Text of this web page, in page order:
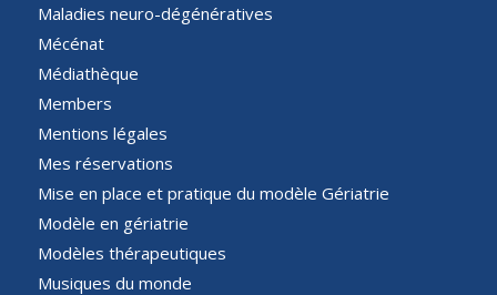
Maladies neuro-dégénératives
Mécénat
Médiathèque
Members
Mentions légales
Mes réservations
Mise en place et pratique du modèle Gériatrie
Modèle en gériatrie
Modèles thérapeutiques
Musiques du monde